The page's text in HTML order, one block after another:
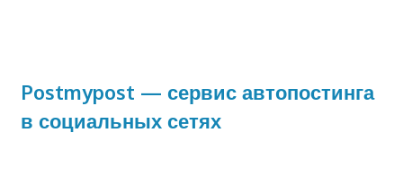
Postmypost — сервис автопостинга
в социальных сетях